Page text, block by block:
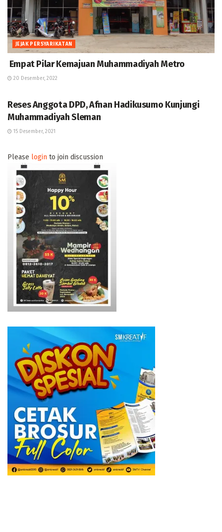
JEJAK PERSYARIKATAN
Empat Pilar Kemajuan Muhammadiyah Metro
20 Desember, 2022
Reses Anggota DPD, Afnan Hadikusumo Kunjungi
Muhammadiyah Sleman
15 Desember, 2021
Please login to join discussion